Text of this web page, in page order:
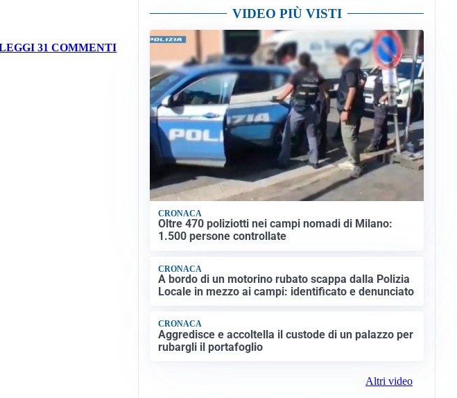
31 COMMENTI
VIDEO PIÙ VISTI
CRONACA
Oltre 470 poliziotti nei campi nomadi di Milano:
1.500 persone controllate
CRONACA
A bordo di un motorino rubato scappa dalla Polizia
Locale in mezzo ai campi: identificato e denunciato
CRONACA
Aggredisce e accoltella il custode di un palazzo per
rubargli il portafoglio
Altri video